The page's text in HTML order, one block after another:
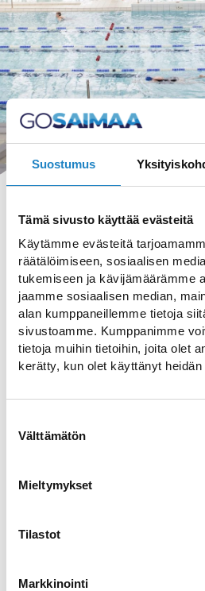
Suostumus
Tämä sivusto käyttää evästeitä
Käytämme evästeitä
räätälöimiseen, sosiaalisen
tukemiseen ja kävijämäärämme
jaamme sosiaalisen median,
alan kumppaneillemme tietoja
sivustoamme. Kumppanimme
tietoja muihin tietoihin, joita olet
kerätty, kun olet käyttänyt heidän
valinta
Välttämätön
Mieltymykset
Tilastot
Markkinointi
HAKU
Schwimmhalle
Öffentliche
Schwimmhalle
Schwimmhalle